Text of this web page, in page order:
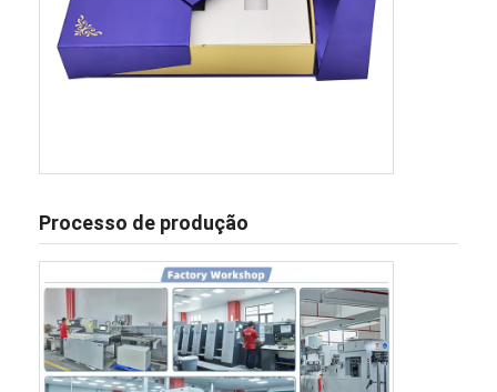
Processo de produção